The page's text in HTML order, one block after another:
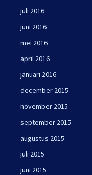
juli 2016
juni 2016
mei 2016
april 2016
januari 2016
december 2015
november 2015
september 2015
augustus 2015
juli 2015
juni 2015